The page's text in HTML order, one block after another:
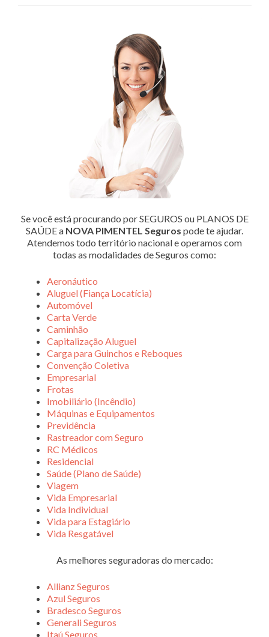
Se você está procurando por SEGUROS ou PLANOS DE
SAÚDE a NOVA PIMENTEL Seguros pode te ajudar.
Atendemos todo território nacional e operamos com
todas as modalidades de Seguros como:
Aeronáutico
Aluguel (Fiança Locatícia)
Automóvel
Carta Verde
Caminhão
Capitalização Aluguel
Carga para Guinchos e Reboques
Convenção Coletiva
Empresarial
Frotas
Imobiliário (Incêndio)
Máquinas e Equipamentos
Previdência
Rastreador com Seguro
RC Médicos
Residencial
Saúde (Plano de Saúde)
Viagem
Vida Empresarial
Vida Individual
Vida para Estagiário
Vida Resgatável
As melhores seguradoras do mercado:
Allianz Seguros
Azul Seguros
Bradesco Seguros
Generali Seguros
Itaú Seguros